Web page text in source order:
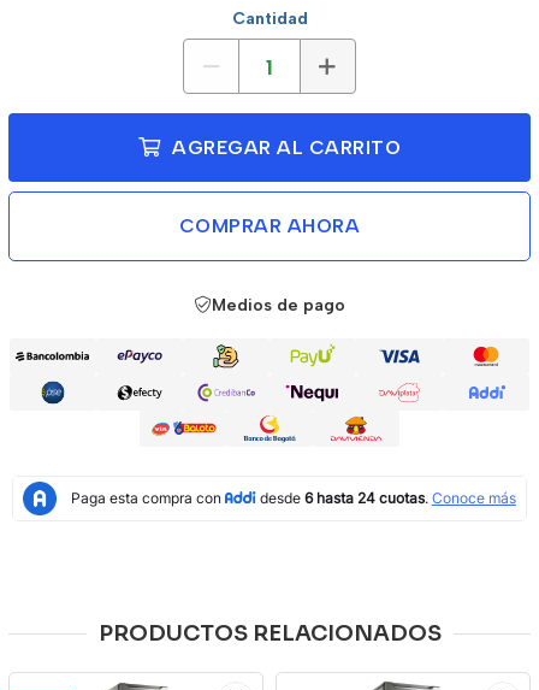
Cantidad
AGREGAR AL CARRITO
COMPRAR AHORA
Medios de pago
PRODUCTOS RELACIONADOS